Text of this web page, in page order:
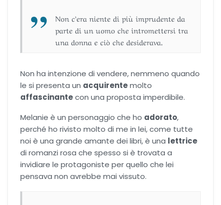
Non c’era niente di più imprudente da
parte di un uomo che intromettersi tra
una donna e ciò che desiderava.
Non ha intenzione di vendere, nemmeno quando
le si presenta un acquirentemolto
affascinantecon una proposta imperdibile.
Melanie è un personaggio che ho adorato,
perché ho rivisto molto di me in lei, come tutte
noi è una grande amante dei libri, è una lettrice
di romanzi rosa che spesso si è trovata a
invidiare le protagoniste per quello che lei
pensava non avrebbe mai vissuto.